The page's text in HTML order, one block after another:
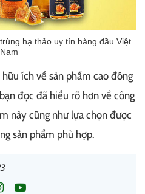
hạ thảo uy tín hàng đầu Việt
Nam
ích về sản phẩm cao đông
đọc đã hiểu rõ hơn về công
này cũng như lựa chọn được
sản phẩm phù hợp.